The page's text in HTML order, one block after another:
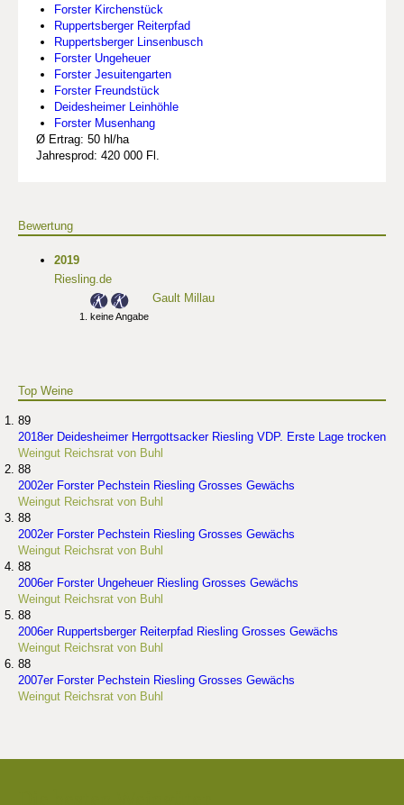
Forster Kirchenstück
Ruppertsberger Reiterpfad
Ruppertsberger Linsenbusch
Forster Ungeheuer
Forster Jesuitengarten
Forster Freundstück
Deidesheimer Leinhöhle
Forster Musenhang
Ø Ertrag: 50 hl/ha
Jahresprod: 420 000 Fl.
Bewertung
2019
Riesling.de
Gault Millau
keine Angabe
Top Weine
89
2018er Deidesheimer Herrgottsacker Riesling VDP. Erste Lage trocken
Weingut Reichsrat von Buhl
88
2002er Forster Pechstein Riesling Grosses Gewächs
Weingut Reichsrat von Buhl
88
2002er Forster Pechstein Riesling Grosses Gewächs
Weingut Reichsrat von Buhl
88
2006er Forster Ungeheuer Riesling Grosses Gewächs
Weingut Reichsrat von Buhl
88
2006er Ruppertsberger Reiterpfad Riesling Grosses Gewächs
Weingut Reichsrat von Buhl
88
2007er Forster Pechstein Riesling Grosses Gewächs
Weingut Reichsrat von Buhl